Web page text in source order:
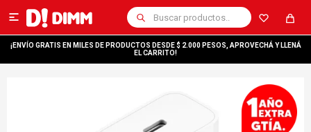

¡ENVÍO GRATIS EN MILES DE PRODUCTOS DESDE $ 2.000 PESOS, APROVECHÁ Y LLENÁ
EL CARRITO!